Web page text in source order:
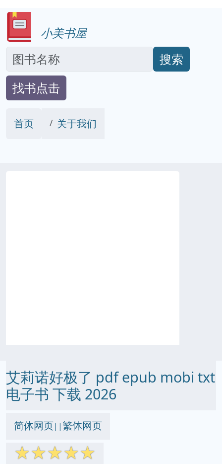
小美书屋
搜索
找书点击
首页 关于我们
艾莉诺好极了 pdf epub mobi txt
电子书 下载 2026
简体网页||繁体网页
☆☆☆☆☆